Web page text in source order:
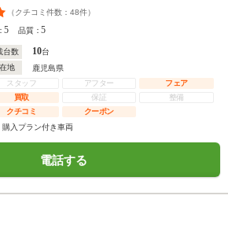
（クチコミ件数： 48件）
5 品質：5
台数 10台
地
鹿児島県
スタッフ
アフター
フェア
買取
保証
整備
クチコミ
クーポン
購入プラン付き車両
電話する